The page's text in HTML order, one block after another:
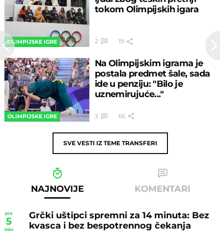
OLIMPIJSKE IGRE
tokom Olimpijskih igara
2 19
OLIMPIJSKE IGRE
Na Olimpijskim igrama je
postala predmet šale, sada
ide u penziju: "Bilo je
uznemirujuće..."
3 66
SVE VESTI IZ TEME TRANSFERI
NAJNOVIJE KOMENTARI
pre
5
min
Grčki uštipci spremni za 14 minuta: Bez
kvasca i bez bespotrennog čekanja